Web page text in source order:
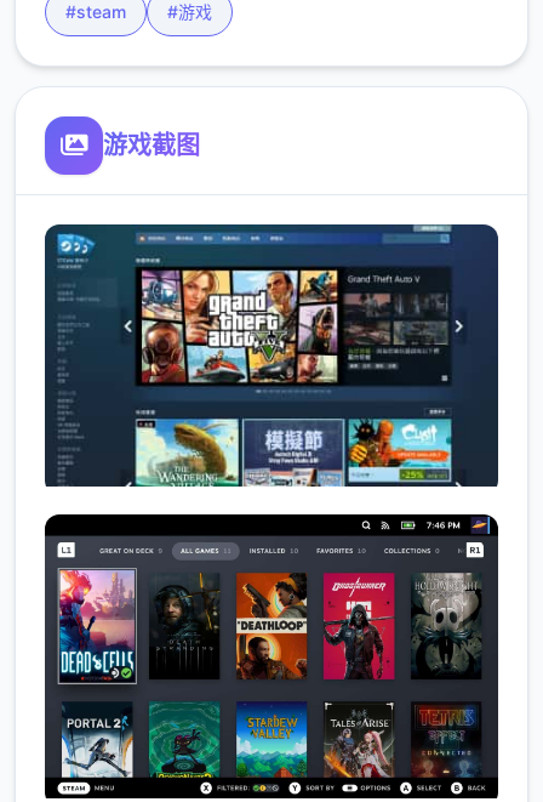
#steam #游戏
游戏截图